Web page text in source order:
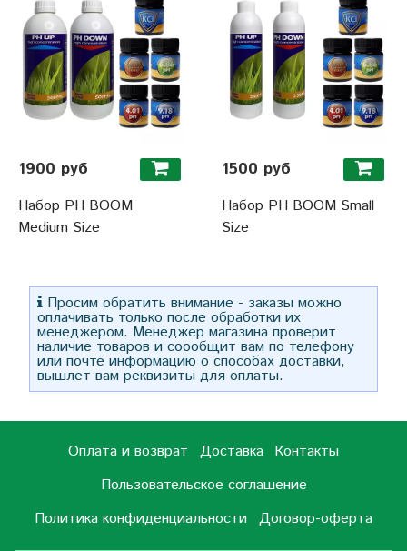
1900 руб
Набор PH BOOM
Medium Size
1500 руб
Набор PH BOOM Small
Size
Просим обратить внимание - заказы можно
оплачивать только после обработки их
менеджером. Менеджер магазина проверит
наличие товаров и соообщит вам по телефону
или почте информацию о способах доставки,
вышлет вам реквизиты для оплаты.
Оплата и возврат Доставка Контакты
Пользовательское соглашение
Политика конфиденциальности Договор-оферта